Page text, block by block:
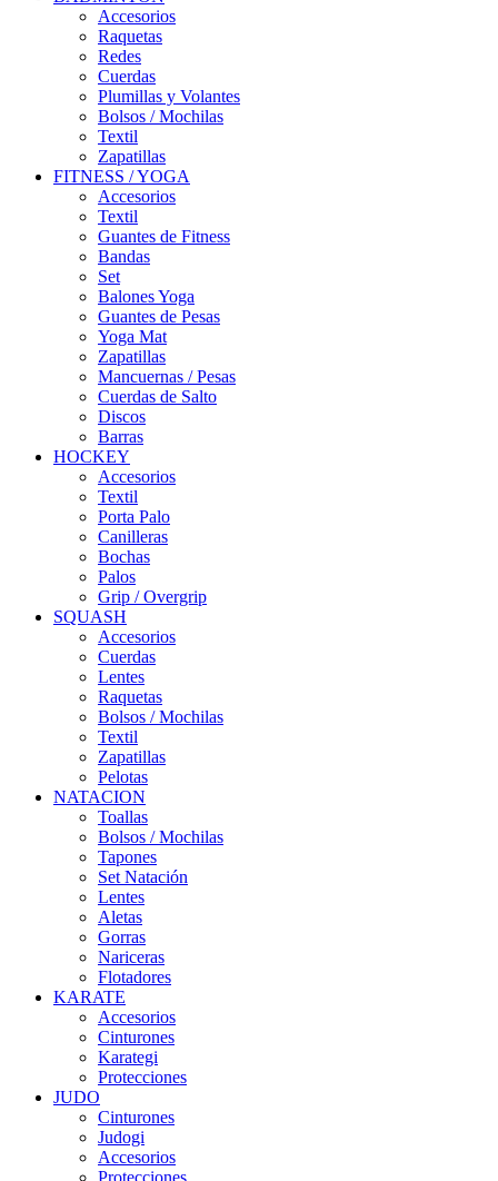
Accesorios
Raquetas
Redes
Cuerdas
Plumillas y Volantes
Bolsos / Mochilas
Textil
Zapatillas
FITNESS / YOGA
Accesorios
Textil
Guantes de Fitness
Bandas
Set
Balones Yoga
Guantes de Pesas
Yoga Mat
Zapatillas
Mancuernas / Pesas
Cuerdas de Salto
Discos
Barras
HOCKEY
Accesorios
Textil
Porta Palo
Canilleras
Bochas
Palos
Grip / Overgrip
SQUASH
Accesorios
Cuerdas
Lentes
Raquetas
Bolsos / Mochilas
Textil
Zapatillas
Pelotas
NATACION
Toallas
Bolsos / Mochilas
Tapones
Set Natación
Lentes
Aletas
Gorras
Nariceras
Flotadores
KARATE
Accesorios
Cinturones
Karategi
Protecciones
JUDO
Cinturones
Judogi
Accesorios